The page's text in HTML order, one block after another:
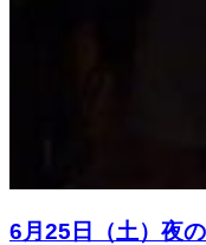
6月25日（土）夜